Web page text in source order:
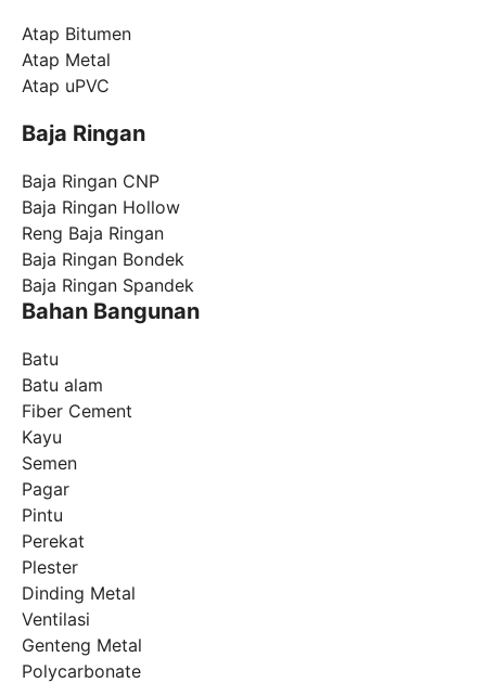
Atap Bitumen
Atap Metal
Atap uPVC
Baja Ringan
Baja Ringan CNP
Baja Ringan Hollow
Reng Baja Ringan
Baja Ringan Bondek
Baja Ringan Spandek
Bahan Bangunan
Batu
Batu alam
Fiber Cement
Kayu
Semen
Pagar
Pintu
Perekat
Plester
Dinding Metal
Ventilasi
Genteng Metal
Polycarbonate